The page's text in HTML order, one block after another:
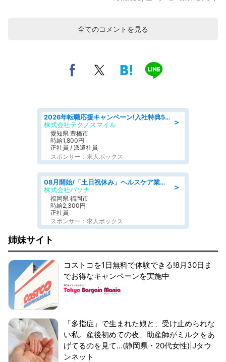
全てのコメントを見る
＞
2026年転職応援キャンペーン!入社特典58万円/デンソーで働こう!自動車工場で小型部品の検査業務 denso aichi
株式会社テクノスマイル
愛知県 豊橋市
時給1,800円
正社員 / 派遣社員
スポンサー：求人ボックス
＞
08月開始/「土日祝休み」ヘルスケア業界の産業保健師/高時給/未経験OK/要資格:保健師、正看護師
株式会社パソナ
福岡県 福岡市
時給2,300円
正社員
スポンサー：求人ボックス
姉妹サイト
コストコを1日無料で体験できる!8月30日ま
でお得なキャンペーンを実施中
「多指症」で生まれた娘と、受け止められな
い私。産後初めての夜、助産師がミルクをあ
げてるのを見て...(静岡県・20代女性)|Jタウ
ンネット